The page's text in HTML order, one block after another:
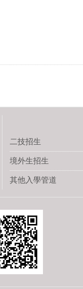
二技招生
境外生招生
其他入學管道